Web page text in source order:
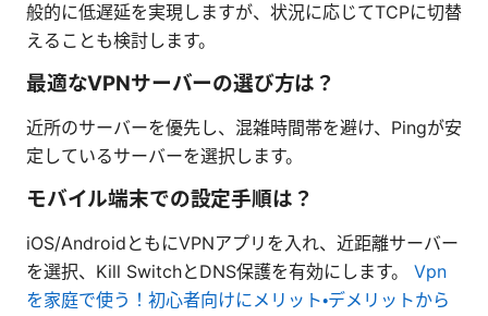
般的に低遅延を実現しますが、状況に応じてTCPに切替
えることも検討します。
最適なVPNサーバーの選び方は？
近所のサーバーを優先し、混雑時間帯を避け、Pingが安
定しているサーバーを選択します。
モバイル端末での設定手順は？
iOS/AndroidともにVPNアプリを入れ、近距離サーバー
を選択、Kill SwitchとDNS保護を有効にします。 Vpn
を家庭で使う！初心者向けにメリット・デメリットから